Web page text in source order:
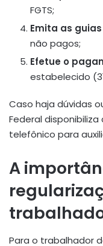
FGTS;
Emita as
não pagos;
Efetue o
estabelecido
Caso haja dúvidas
Federal
telefônico para
A
Para o trabalhador